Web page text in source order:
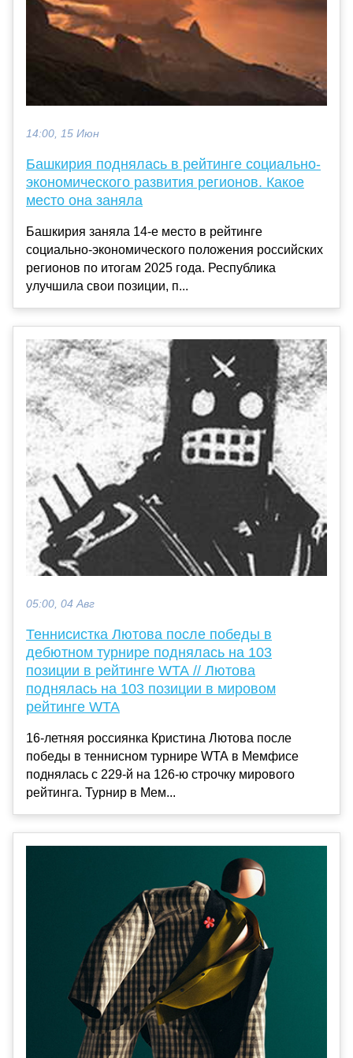
14:00, 15 Июн
Башкирия поднялась в рейтинге социально-
экономического развития регионов. Какое
место она заняла
Башкирия заняла 14-е место в рейтинге
социально-экономического положения российских
регионов по итогам 2025 года. Республика
улучшила свои позиции, п...
05:00, 04 Авг
Теннисистка Лютова после победы в
дебютном турнире поднялась на 103
позиции в рейтинге WTA // Лютова
поднялась на 103 позиции в мировом
рейтинге WTA
16-летняя россиянка Кристина Лютова после
победы в теннисном турнире WTA в Мемфисе
поднялась с 229-й на 126-ю строчку мирового
рейтинга. Турнир в Мем...